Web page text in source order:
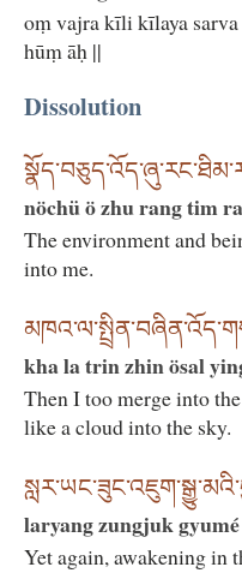
oṃ vajra kīli kīlaya
hūṃ āḥ ||
Dissolution
nöchü ö zhu rang tim
The environment and
into me.
kha la trin zhin ösal
Then I too merge into
like a cloud into the sky.
laryang zungjuk
Yet again, awakening in